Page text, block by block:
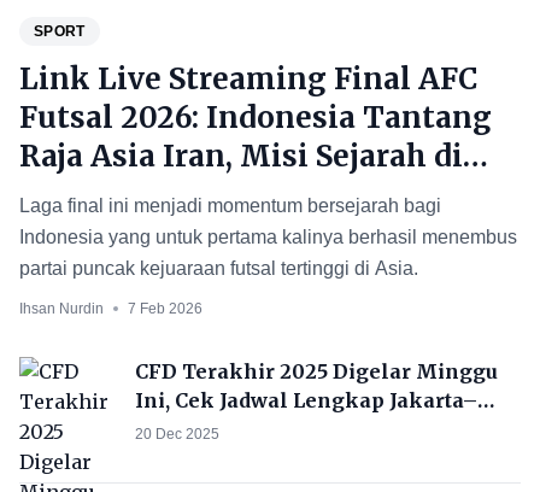
SPORT
Link Live Streaming Final AFC
Futsal 2026: Indonesia Tantang
Raja Asia Iran, Misi Sejarah di
Jakarta
Laga final ini menjadi momentum bersejarah bagi
Indonesia yang untuk pertama kalinya berhasil menembus
partai puncak kejuaraan futsal tertinggi di Asia.
Ihsan Nurdin 7 Feb 2026
CFD Terakhir 2025 Digelar Minggu
Ini, Cek Jadwal Lengkap Jakarta–
Bodetabek
20 Dec 2025